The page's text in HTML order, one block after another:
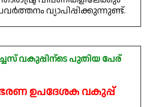
വ്യാപിപ്പിക്കുന്നുണ്ട്.
വകുപ്പിന്ടെ പുതിയ പേര്
ഉപദേശക വകുപ്പ്